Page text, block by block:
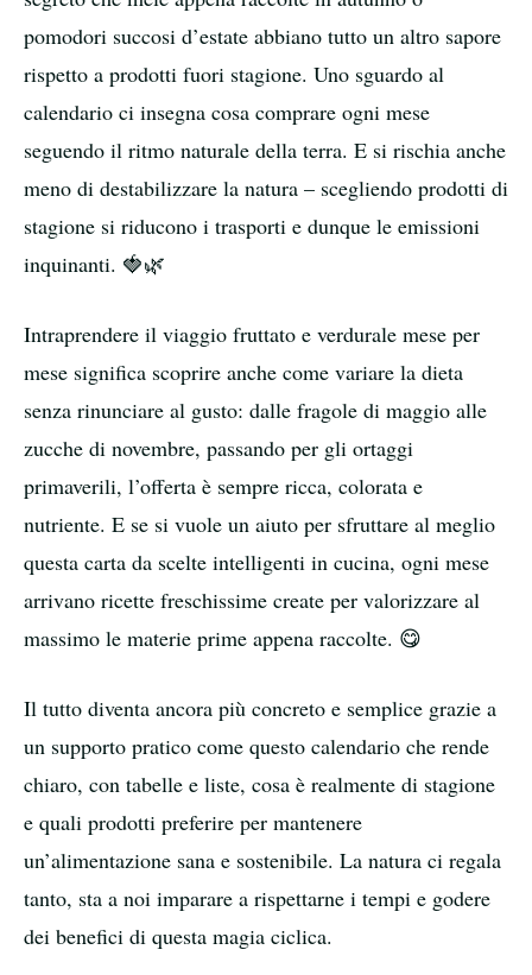
pomodori succosi d’estate abbiano tutto un altro sapore
rispetto a prodotti fuori stagione. Uno sguardo al
calendario ci insegna cosa comprare ogni mese
seguendo il ritmo naturale della terra. E si rischia anche
meno di destabilizzare la natura – scegliendo prodotti di
stagione si riducono i trasporti e dunque le emissioni
inquinanti. 🍓🌿
Intraprendere il viaggio fruttato e verdurale mese per
mese significa scoprire anche come variare la dieta
senza rinunciare al gusto: dalle fragole di maggio alle
zucche di novembre, passando per gli ortaggi
primaverili, l’offerta è sempre ricca, colorata e
nutriente. E se si vuole un aiuto per sfruttare al meglio
questa carta da scelte intelligenti in cucina, ogni mese
arrivano ricette freschissime create per valorizzare al
massimo le materie prime appena raccolte. 😋
Il tutto diventa ancora più concreto e semplice grazie a
un supporto pratico come questo calendario che rende
chiaro, con tabelle e liste, cosa è realmente di stagione
e quali prodotti preferire per mantenere
un’alimentazione sana e sostenibile. La natura ci regala
tanto, sta a noi imparare a rispettarne i tempi e godere
dei benefici di questa magia ciclica.